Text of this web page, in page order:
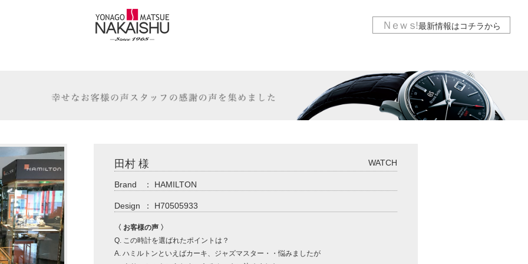
Ｎｅｗｓ!最新情報はコチラから
田村 様 WATCH
Brand ： HAMILTON
Design ： H70505933
〈 お客様の声 〉
Q. この時計を選ばれたポイントは？
A. ハミルトンといえばカーキ、ジャズマスター・・悩みましたが